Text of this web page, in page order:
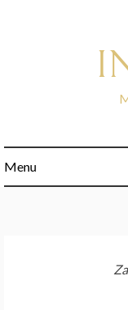
Menu